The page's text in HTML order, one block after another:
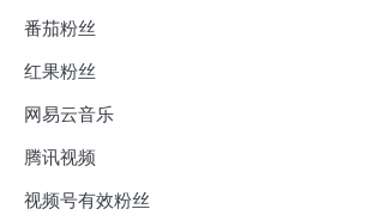
番茄粉丝
红果粉丝
网易云音乐
腾讯视频
视频号有效粉丝